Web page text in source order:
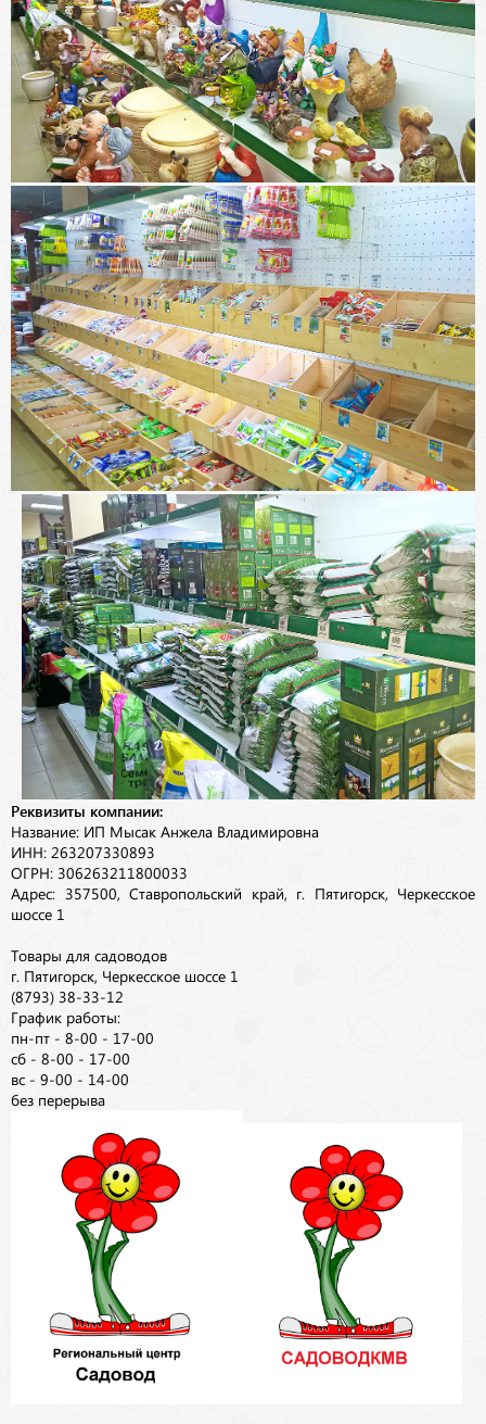
Реквизиты компании:
Название: ИП Мысак Анжела Владимировна
ИНН: 263207330893
ОГРН: 306263211800033
Адрес: 357500, Ставропольский край, г. Пятигорск, Черкесское
шоссе 1
Товары для садоводов
г. Пятигорск, Черкесское шоссе 1
(8793) 38-33-12
График работы:
пн-пт - 8-00 - 17-00
сб - 8-00 - 17-00
вс - 9-00 - 14-00
без перерыва